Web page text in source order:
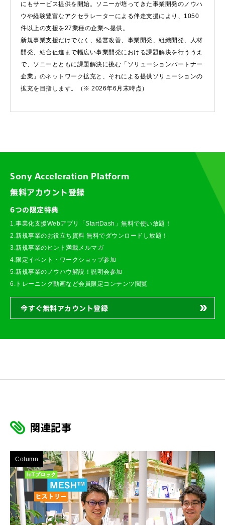
にもサービス提供を開始。ソニーが培ってきた事業開発のノウハ
ウや経験豊富なアクセラレーターによる伴走支援により、1050
件以上の支援を27業種の企業へ提供。
新規事業支援だけでなく、経営改善、事業開発、組織開発、人材
開発、結合促進まで幅広い事業開発における課題解決を行ううえ
で、ソニーとともに課題解決に挑む「ソリューションパートナー
企業」のネットワーク拡充と、それによる提供ソリューションの
拡充を目指します。（※ 2026年6月末時点）
Sony Acceleration Platform
無料アカウント登録
6つの限定特典
1.事業化支援Webアプリ「StartDash」無料で使い放題！
2.新規事業のお役立ち資料 無料でダウンロードし放題！
3.新規事業のヒント満載メルマガ
4.限定イベント・ワークショップ参加
5.新規事業のノウハウ解説！説明会参加
6.トレーニング動画など会員限定コンテンツ閲覧
今すぐ無料アカウント登録
関連記事
Column